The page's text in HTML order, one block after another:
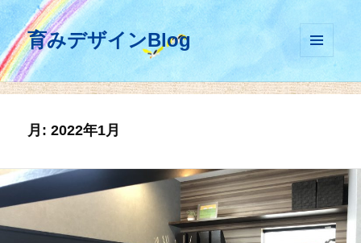
育みデザインBlog
ィジェ
月:2022年1月